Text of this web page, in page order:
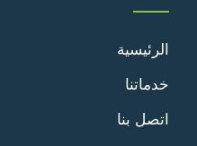
الرئيسية
خدماتنا
اتصل بنا